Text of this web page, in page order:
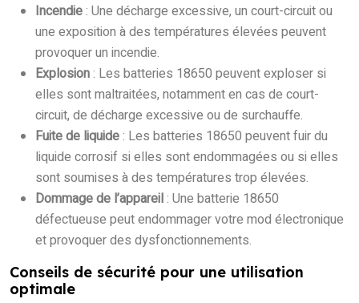
Incendie: Une décharge excessive, un court-circuit ou
une exposition à des températures élevées peuvent
provoquer un incendie.
Explosion: Les batteries 18650 peuvent exploser si
elles sont maltraitées, notamment en cas de court-
circuit, de décharge excessive ou de surchauffe.
Fuite de liquide: Les batteries 18650 peuvent fuir du
liquide corrosif si elles sont endommagées ou si elles
sont soumises à des températures trop élevées.
Dommage de l’appareil: Une batterie 18650
défectueuse peut endommager votre mod électronique
et provoquer des dysfonctionnements.
Conseils de sécurité pour une utilisation
optimale